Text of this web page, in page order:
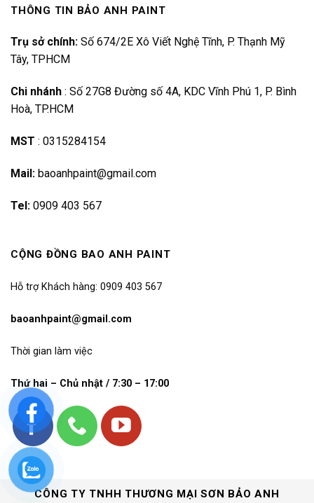
THÔNG TIN BẢO ANH PAINT
Trụ sở chính: Số 674/2E Xô Viết Nghệ Tĩnh, P. Thạnh Mỹ
Tây, TPHCM
Chi nhánh : Số 27G8 Đường số 4A, KDC Vĩnh Phú 1, P. Bình
Hoà, TP.HCM
MST : 0315284154
Mail: baoanhpaint@gmail.com
Tel: 0909 403 567
CỘNG ĐỒNG BAO ANH PAINT
Hỗ trợ Khách hàng: 0909 403 567
baoanhpaint@gmail.com
Thời gian làm việc
Thứ hai – Chủ nhật / 7:30 – 17:00
CÔNG TY TNHH THƯƠNG MẠI SƠN BẢO ANH